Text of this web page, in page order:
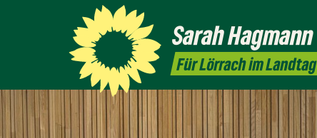
SarahHagmann
Für Lörrach im Landtag